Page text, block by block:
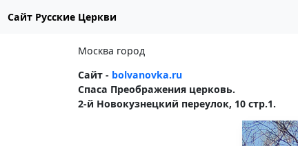
Сайт Русские Церкви
Москва город
Сайт - bolvanovka.ru
Спаса Преображения церковь.
2-й Новокузнецкий переулок, 10 стр.1.